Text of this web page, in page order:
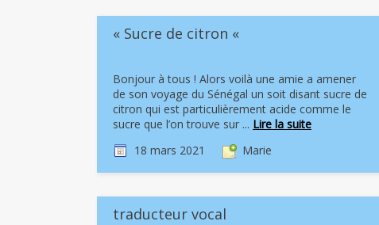
« Sucre de citron «
Bonjour à tous ! Alors voilà une amie a amener
de son voyage du Sénégal un soit disant sucre de
citron qui est particulièrement acide comme le
sucre que l’on trouve sur ... Lire la suite
18 mars 2021
Marie
traducteur vocal